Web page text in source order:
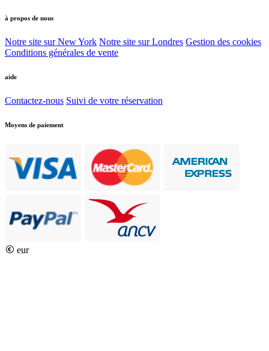
à propos de nous
Notre site sur New York Notre site sur Londres Gestion des cookies
Conditions générales de vente
aide
Contactez-nous Suivi de votre réservation
Moyens de paiement
eur